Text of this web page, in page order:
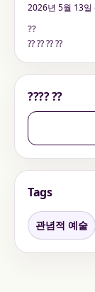
2026년 5월 13일
??
?? ?? ?? ??
???? ??
Tags
관념적 예술